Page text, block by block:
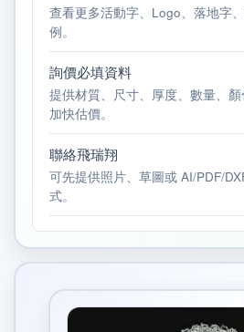
查看更多活動字、Logo、落地字
例。
詢價必填資料
提供材質、尺寸、厚度、數量、
加快估價。
聯絡飛瑞翔
可先提供照片、草圖或 AI/PDF/
式。